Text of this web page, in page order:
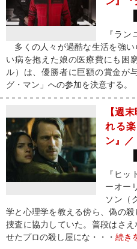
『ラ
多くの人々が過酷な生活を強
い病を抱えた娘の医療費にも困
ル）は、優勝者に巨額の賞金が
グ・マン」への参加を決意する
【週
れる
ン』／
『ヒ
ーオー
ソン（
学と心理学を教える傍ら、偽の
捜査に協力していた。普段はさ
せたプロの殺し屋にな・・・ 続き